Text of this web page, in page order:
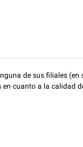
de sus filiales (en
cuanto a la calidad